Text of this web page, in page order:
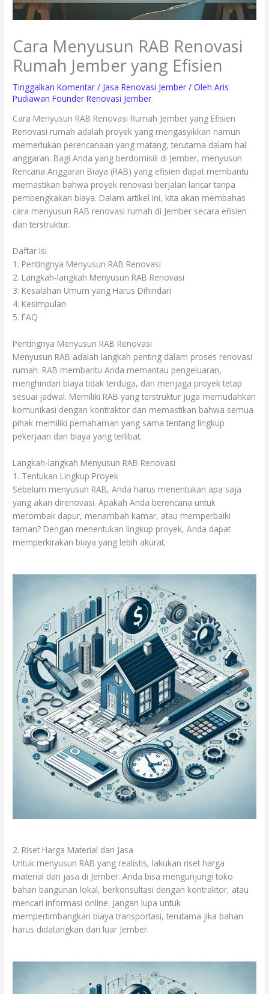
Cara Menyusun RAB Renovasi
Rumah Jember yang Efisien
Tinggalkan Komentar / Jasa Renovasi Jember / OlehAris
Pudiawan Founder Renovasi Jember
Cara Menyusun RAB Renovasi Rumah Jember yang Efisien
Renovasi rumah adalah proyek yang mengasyikkan namun
memerlukan perencanaan yang matang, terutama dalam hal
anggaran. Bagi Anda yang berdomisili di Jember, menyusun
Rencana Anggaran Biaya (RAB) yang efisien dapat membantu
memastikan bahwa proyek renovasi berjalan lancar tanpa
pembengkakan biaya. Dalam artikel ini, kita akan membahas
cara menyusun RAB renovasi rumah di Jember secara efisien
dan terstruktur.
Daftar Isi
1. Pentingnya Menyusun RAB Renovasi
2. Langkah-langkah Menyusun RAB Renovasi
3. Kesalahan Umum yang Harus Dihindari
4. Kesimpulan
5. FAQ
Pentingnya Menyusun RAB Renovasi
Menyusun RAB adalah langkah penting dalam proses renovasi
rumah. RAB membantu Anda memantau pengeluaran,
menghindari biaya tidak terduga, dan menjaga proyek tetap
sesuai jadwal. Memiliki RAB yang terstruktur juga memudahkan
komunikasi dengan kontraktor dan memastikan bahwa semua
pihak memiliki pemahaman yang sama tentang lingkup
pekerjaan dan biaya yang terlibat.
Langkah-langkah Menyusun RAB Renovasi
1. Tentukan Lingkup Proyek
Sebelum menyusun RAB, Anda harus menentukan apa saja
yang akan direnovasi. Apakah Anda berencana untuk
merombak dapur, menambah kamar, atau memperbaiki
taman? Dengan menentukan lingkup proyek, Anda dapat
memperkirakan biaya yang lebih akurat.
2. Riset Harga Material dan Jasa
Untuk menyusun RAB yang realistis, lakukan riset harga
material dan jasa di Jember. Anda bisa mengunjungi toko
bahan bangunan lokal, berkonsultasi dengan kontraktor, atau
mencari informasi online. Jangan lupa untuk
mempertimbangkan biaya transportasi, terutama jika bahan
harus didatangkan dari luar Jember.